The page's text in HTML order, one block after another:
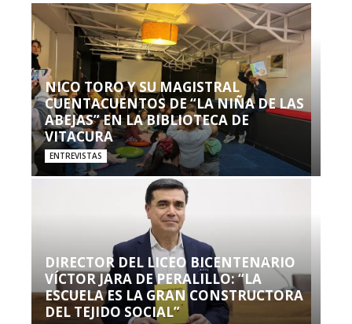
NICO TORO Y SU MAGISTRAL
CUENTACUENTOS DE “LA NIÑA DE LAS
ABEJAS” EN LA BIBLIOTECA DE
VITACURA
ENTREVISTAS
DIRECTOR DEL LICEO BICENTENARIO
VÍCTOR JARA DE PERALILLO: “LA
ESCUELA ES LA GRAN CONSTRUCTORA
DEL TEJIDO SOCIAL”